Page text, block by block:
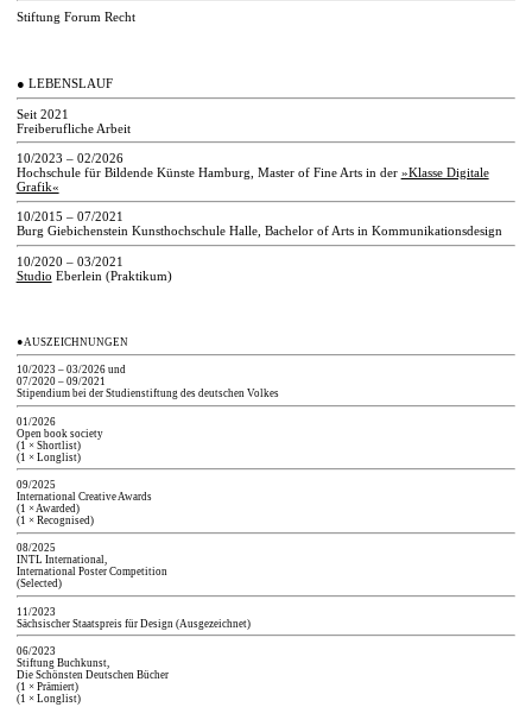
Stiftung Forum Recht
● LEBENSLAUF
Seit 2021
Freiberufliche Arbeit
10/2023 – 02/2026
Hochschule für Bildende Künste Hamburg, Master of Fine Arts in der »Klasse Digitale
Grafik«
10/2015 – 07/2021
Burg Giebichenstein Kunsthochschule Halle, Bachelor of Arts in Kommunikationsdesign
10/2020 – 03/2021
Studio Eberlein (Praktikum)
● AUSZEICHNUNGEN
10/2023 – 03/2026 und
07/2020 – 09/2021
Stipendium bei der Studienstiftung des deutschen Volkes
01/2026
Open book society
(1 × Shortlist)
(1 × Longlist)
09/2025
International Creative Awards
(1 × Awarded)
(1 × Recognised)
08/2025
INTL International,
International Poster Competition
(Selected)
11/2023
Sächsischer Staatspreis für Design (Ausgezeichnet)
06/2023
Stiftung Buchkunst,
Die Schönsten Deutschen Bücher
(1 × Prämiert)
(1 × Longlist)